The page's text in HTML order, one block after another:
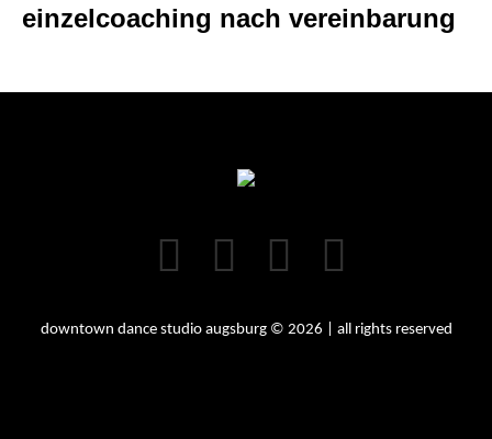
einzelcoaching nach vereinbarung
downtown dance studio augsburg © 2026 | all rights reserved